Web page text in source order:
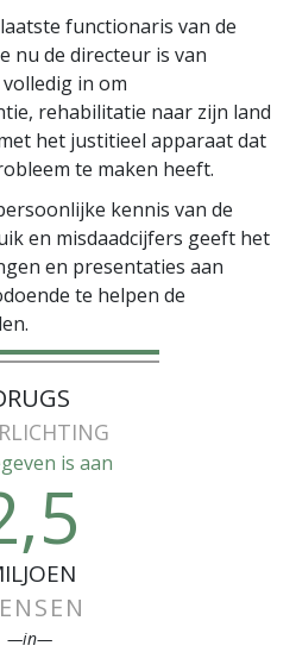
functionaris van de
nu de directeur is van
in om
rehabilitatie naar zijn land
het justitieel apparaat dat
te maken heeft.
kennis van de
en misdaadcijfers geeft het
en presentaties aan
te helpen de
is aan
—in—